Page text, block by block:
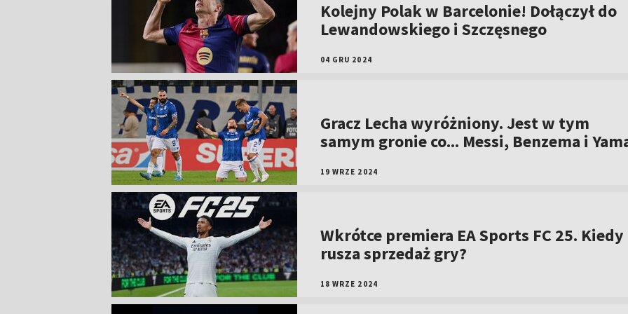
Kolejny Polak w Barcelonie! Dołączył do
Lewandowskiego i Szczęsnego
04 GRU 2024
Gracz Lecha wyróżniony. Jest w tym
samym gronie co... Messi, Benzema i
19 WRZE 2024
Wkrótce premiera EA Sports FC 25. Kiedy
rusza sprzedaż gry?
18 WRZE 2024